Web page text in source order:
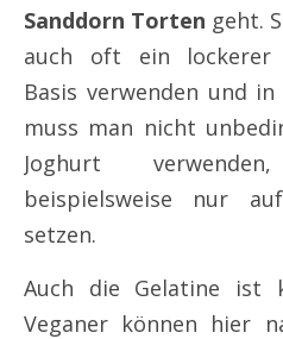
Sanddorn Torten geht.
auch oft ein lockerer
Basis verwenden und
muss man nicht
Joghurt
beispielsweise nur
setzen.
Auch die Gelatine ist
Veganer können hier